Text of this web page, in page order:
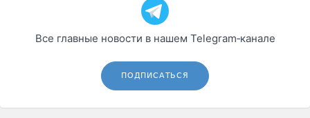
Все главные новости в нашем Telegram‑канале
ПОДПИСАТЬСЯ